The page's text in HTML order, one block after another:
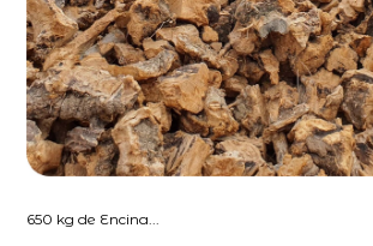
650 kg de Encina...